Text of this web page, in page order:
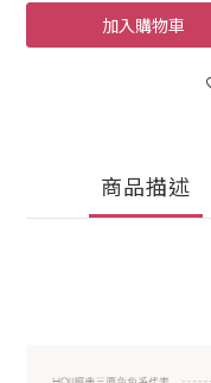
加入購物車
商品描述